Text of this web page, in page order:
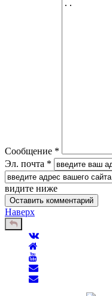
Сообщение *
Эл. почта *
видите ниже
Наверх